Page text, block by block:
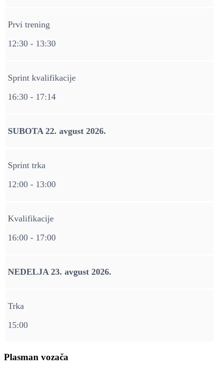
Prvi trening
12:30 - 13:30
Sprint kvalifikacije
16:30 - 17:14
SUBOTA 22. avgust 2026.
Sprint trka
12:00 - 13:00
Kvalifikacije
16:00 - 17:00
NEDELJA 23. avgust 2026.
Trka
15:00
Plasman vozača